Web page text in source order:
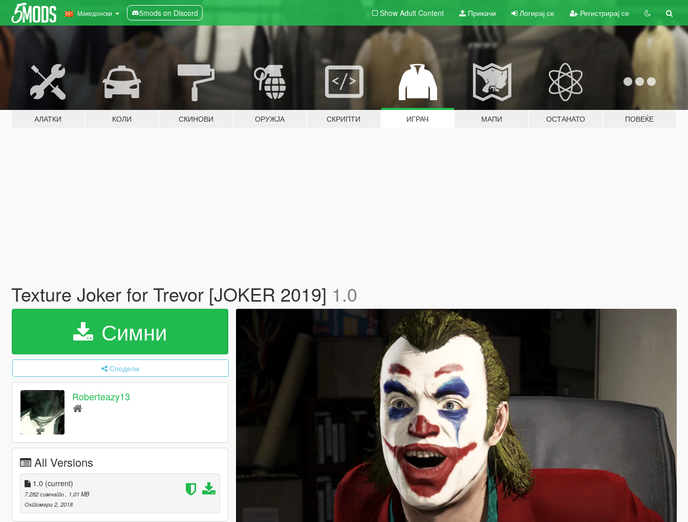
Македонски 5mods on Discord Show Adult Content Прикачи Логирај се Регистрирај се
АЛАТКИ КОЛИ СКИНОВИ ОРУЖЈА СКРИПТИ ИГРАЧ МАПИ ОСТАНАТО ПОВЕЌЕ
Texture Joker for Trevor [JOKER 2019] 1.0
Симни
Сподели
Roberteazy13
All Versions
1.0 (current)
7.282 симнато
, 1,01 MB
Октомври 2, 2018